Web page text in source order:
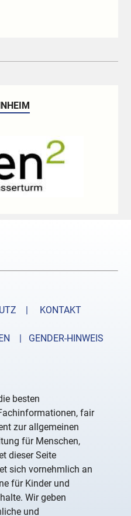
|
KONTAKT
| GENDER-HINWEIS
besten
fair
zur allgemeinen
für Menschen,
dieser Seite
sich vornehmlich an
für Kinder und
Wir geben
und